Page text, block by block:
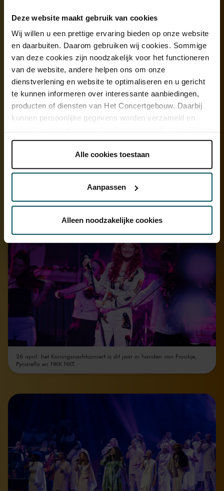
Deze website maakt gebruik van cookies
Wij willen u een prettige ervaring bieden op onze website
en daarbuiten. Daarom gebruiken wij cookies. Sommige
van deze cookies zijn noodzakelijk voor het functioneren
van de website, andere helpen ons om onze
dienstverlening en website te optimaliseren en u gericht
te kunnen informeren over interessante aanbiedingen,
producten of diensten van Het Concertgebouw. Daarbij
kunnen persoonlijke gegevens worden verzameld en
onder 'aanpassen' zelf welke cookies wij mogen
Lees onze cookieverklaring hier. Lees onze
Via decookieverklaringop onze website kunt u uw
We werken samen met 32 derdendie uw gegevens
kunnen ontvangen en verwerken.
Alle cookies toestaan
Aanpassen
Alleen noodzakelijke cookies
het Koninklijk Concertgebouw Concours.
26 oktober: tijdens Piano Nights delen Annelie en Wibi Soerjadi het
podium.
26 april: het Koningsnachtconcert is dit jaar in handen van Froukje,
Pynarello en NKK NXT.